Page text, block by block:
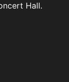
Hall.